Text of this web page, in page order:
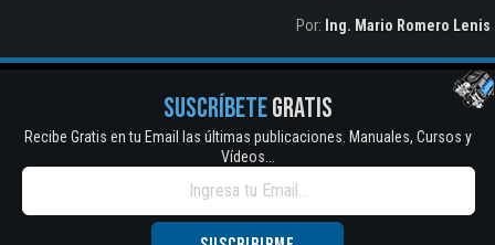
Por: Ing. Mario Romero Lenis
SUSCRÍBETEGRATIS
Recibe Gratis en tu Email las últimas publicaciones. Manuales, Cursos y
Vídeos...